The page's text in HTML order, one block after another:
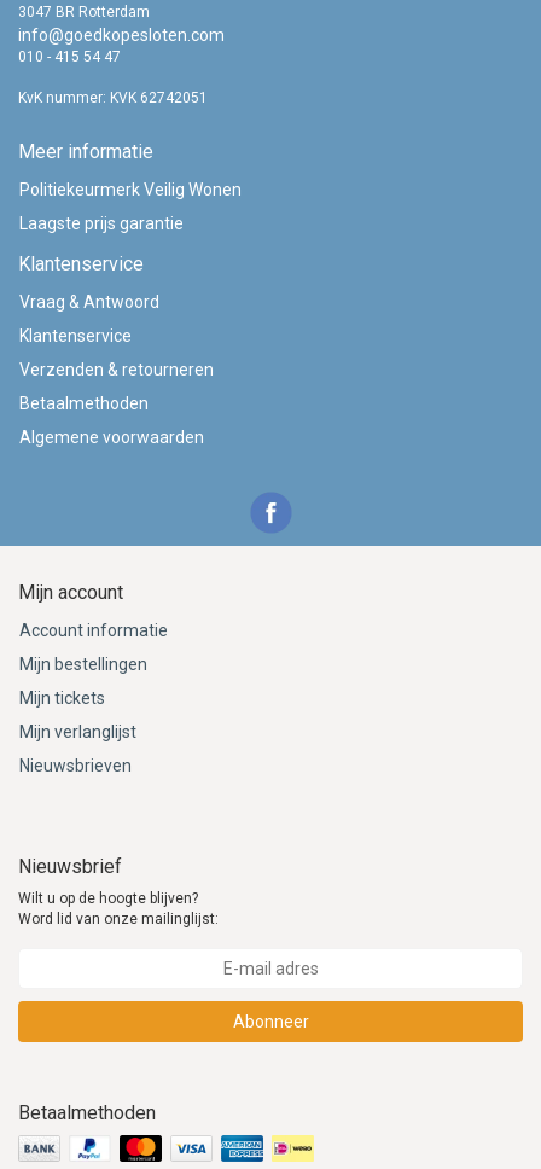
3047 BR Rotterdam
info@goedkopesloten.com
010 - 415 54 47
KvK nummer: KVK 62742051
Meer informatie
Politiekeurmerk Veilig Wonen
Laagste prijs garantie
Klantenservice
Vraag & Antwoord
Klantenservice
Verzenden & retourneren
Betaalmethoden
Algemene voorwaarden
Mijn account
Account informatie
Mijn bestellingen
Mijn tickets
Mijn verlanglijst
Nieuwsbrieven
Nieuwsbrief
Wilt u op de hoogte blijven?
Word lid van onze mailinglijst:
Abonneer
Betaalmethoden